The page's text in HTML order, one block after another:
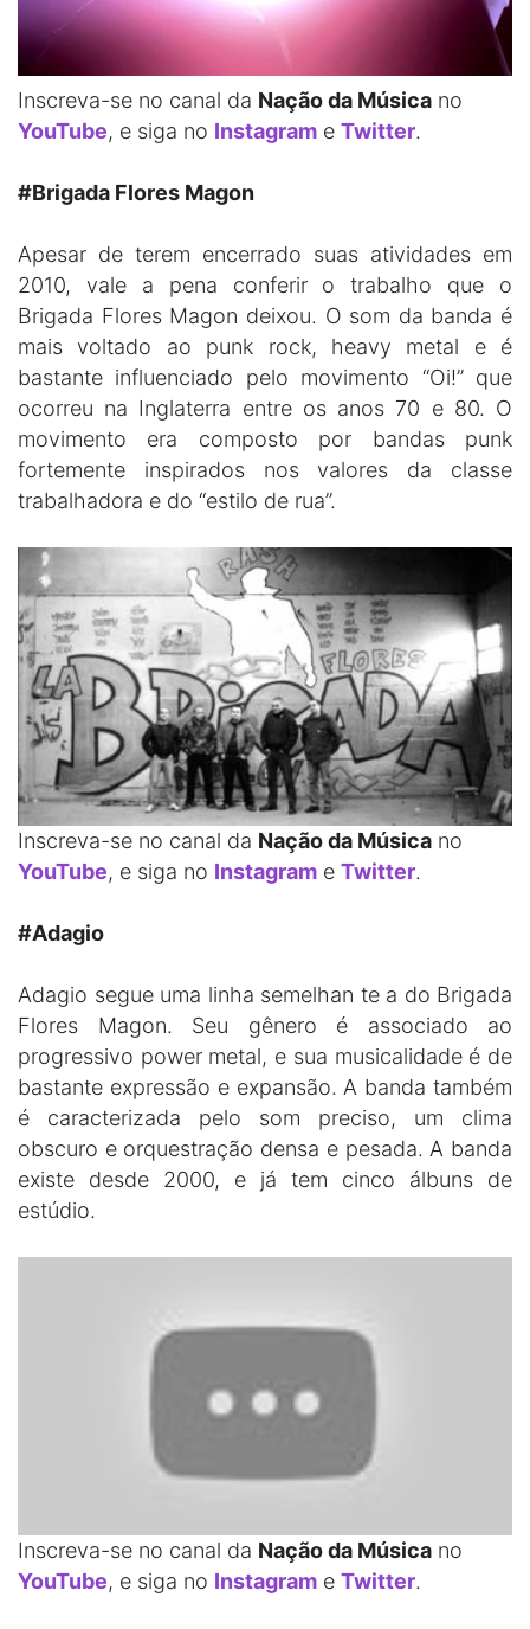
Inscreva-se no canal da Nação da Música no
YouTube, e siga no Instagram e Twitter.
#Brigada Flores Magon
Apesar de terem encerrado suas atividades em
2010, vale a pena conferir o trabalho que o
Brigada Flores Magon deixou. O som da banda é
mais voltado ao punk rock, heavy metal e é
bastante influenciado pelo movimento “Oi!” que
ocorreu na Inglaterra entre os anos 70 e 80. O
movimento era composto por bandas punk
fortemente inspirados nos valores da classe
trabalhadora e do “estilo de rua”.
Inscreva-se no canal da Nação da Música no
YouTube, e siga no Instagram e Twitter.
#Adagio
Adagio segue uma linha semelhan te a do Brigada
Flores Magon. Seu gênero é associado ao
progressivo power metal, e sua musicalidade é de
bastante expressão e expansão. A banda também
é caracterizada pelo som preciso, um clima
obscuro e orquestração densa e pesada. A banda
existe desde 2000, e já tem cinco álbuns de
estúdio.
Inscreva-se no canal da Nação da Música no
YouTube, e siga no Instagram e Twitter.